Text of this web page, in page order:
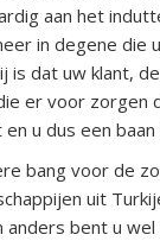
aan het
in degene die
is dat uw klant,
er voor zorgen
u dus een baan
bang voor de
uit
anders bent u